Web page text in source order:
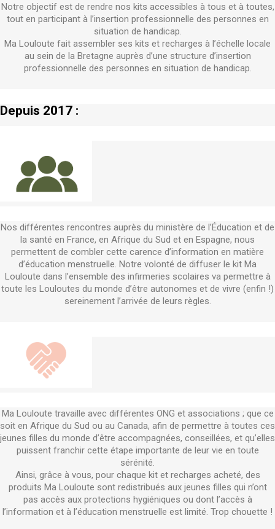
Notre objectif est de rendre nos kits accessibles à tous et à toutes,
tout en participant à l’insertion professionnelle des personnes en
situation de handicap.
Ma Louloute fait assembler ses kits et recharges à l’échelle locale
au sein de la Bretagne auprès d’une structure d’insertion
professionnelle des personnes en situation de handicap.
Depuis 2017 :
Nos différentes rencontres auprès du ministère de l’Éducation et de
la santé en France, en Afrique du Sud et en Espagne, nous
permettent de combler cette carence d’information en matière
d’éducation menstruelle. Notre volonté de diffuser le kit Ma
Louloute dans l’ensemble des infirmeries scolaires va permettre à
toute les Louloutes du monde d’être autonomes et de vivre (enfin !)
sereinement l’arrivée de leurs règles.
Ma Louloute travaille avec différentes ONG et associations ; que ce
soit en Afrique du Sud ou au Canada, afin de permettre à toutes ces
jeunes filles du monde d’être accompagnées, conseillées, et qu’elles
puissent franchir cette étape importante de leur vie en toute
sérénité.
Ainsi, grâce à vous, pour chaque kit et recharges acheté, des
produits Ma Louloute sont redistribués aux jeunes filles qui n’ont
pas accès aux protections hygiéniques ou dont l’accès à
l’information et à l’éducation menstruelle est limité. Trop chouette !